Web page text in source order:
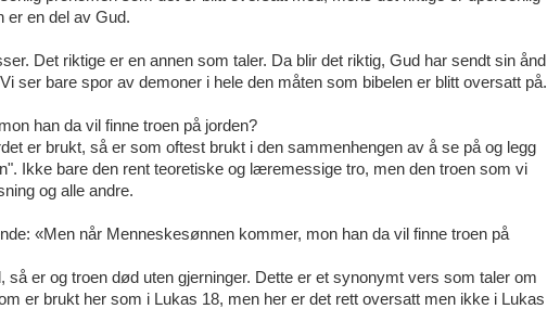
er en del av Gud.
Det riktige er en annen som taler. Da blir det riktig, Gud har sendt sin ånd
ser bare spor av demoner i hele den måten som bibelen er blitt oversatt på.
han da vil finne troen på jorden?
er brukt, så er som oftest brukt i den sammenhengen av å se på og legg
Ikke bare den rent teoretiske og læremessige tro, men den troen som vi
og alle andre.
«Men når Menneskesønnen kommer, mon han da vil finne troen på
er og troen død uten gjerninger. Dette er et synonymt vers som taler om
er brukt her som i Lukas 18, men her er det rett oversatt men ikke i Lukas